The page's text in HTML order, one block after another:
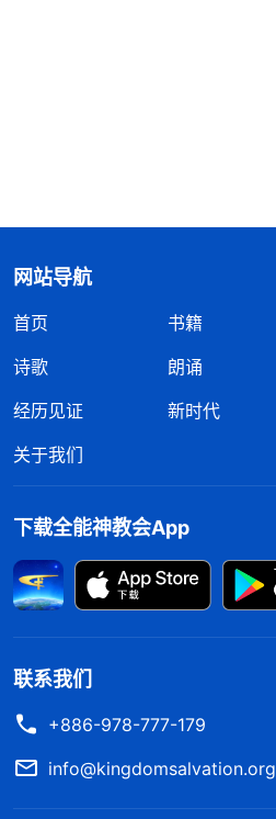
网站导航
首页 书籍
诗歌
朗诵
经历见证
新时代
关于我们
下载全能神教会App
联系我们
+886-978-777-179
info@kingdomsalvation.org